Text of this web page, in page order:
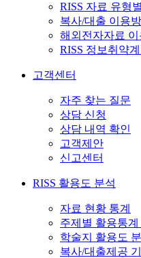
RISS 자료 유형
복사/대출 이용
해외전자자료 이
RISS 정보취약
고객센터
자주 찾는 질문
상담 신청
상담 내역 확인
고객제안
신고센터
RISS 활용도 분석
자료 현황 통계
주제별 활용통계
학술지 활용도
복사/대출제공